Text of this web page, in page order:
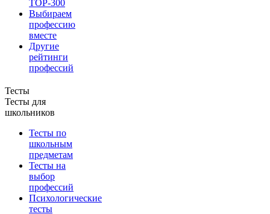
TOP-300
Выбираем
профессию
вместе
Другие
рейтинги
профессий
Тесты
Тесты для
школьников
Тесты по
школьным
предметам
Тесты на
выбор
профессий
Психологические
тесты